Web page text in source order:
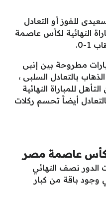
للفوز أو التعادل
النهائية لكأس عاصمة
0.
مطروحة بين إنبى
بالتعادل السلبى ،
للمباراة النهائية
أيضاً تحسم ركلات
كأس عاصمة مصر
الدور نصف النهائي
باقة من كبار